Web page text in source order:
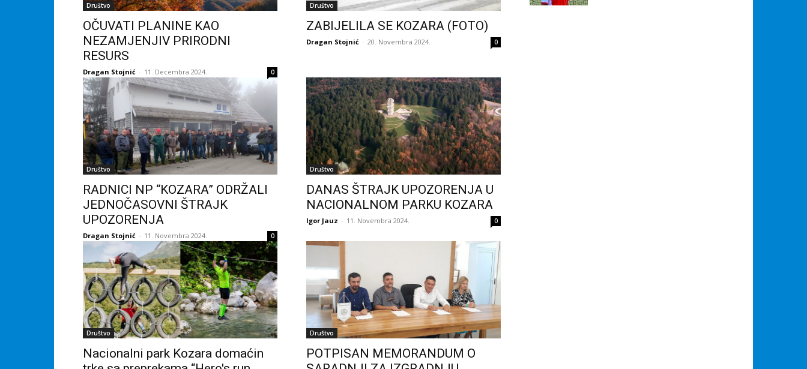
Društvo
OČUVATI PLANINE KAO
NEZAMJENJIV PRIRODNI
RESURS
Dragan Stojnić - 11. Decembra 2024. 0
Društvo
ZABIJELILA SE KOZARA (FOTO)
Dragan Stojnić - 20. Novembra 2024. 0
Društvo
RADNICI NP “KOZARA” ODRŽALI
JEDNOČASOVNI ŠTRAJK
UPOZORENJA
Dragan Stojnić - 11. Novembra 2024. 0
Društvo
DANAS ŠTRAJK UPOZORENJA U
NACIONALNOM PARKU KOZARA
Igor Jauz - 11. Novembra 2024. 0
Društvo
Nacionalni park Kozara domaćin
Društvo
POTPISAN MEMORANDUM O